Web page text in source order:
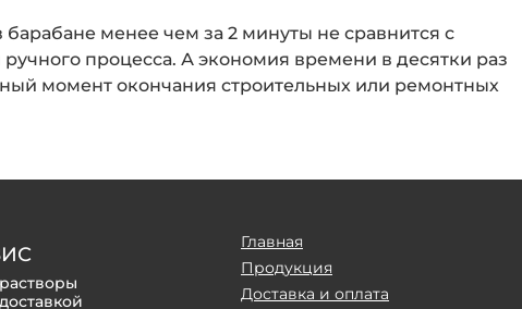
менее чем за 2 минуты не сравнится с
процесса. А экономия времени в десятки раз
момент окончания строительных или ремонтных
Главная
Продукция
Доставка и оплата